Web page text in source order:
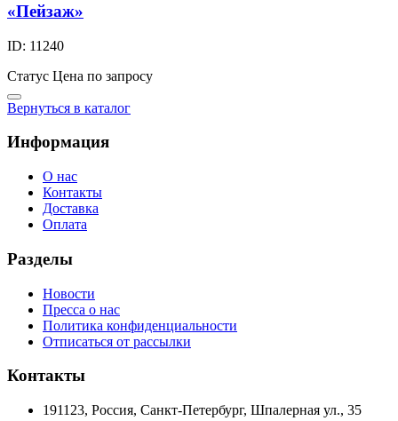
«Пейзаж»
ID: 11240
Статус Цена по запросу
Вернуться в каталог
Информация
О нас
Контакты
Доставка
Оплата
Разделы
Новости
Пресса о нас
Политика конфиденциальности
Отписаться от рассылки
Контакты
191123, Россия, Санкт-Петербург, Шпалерная ул., 35